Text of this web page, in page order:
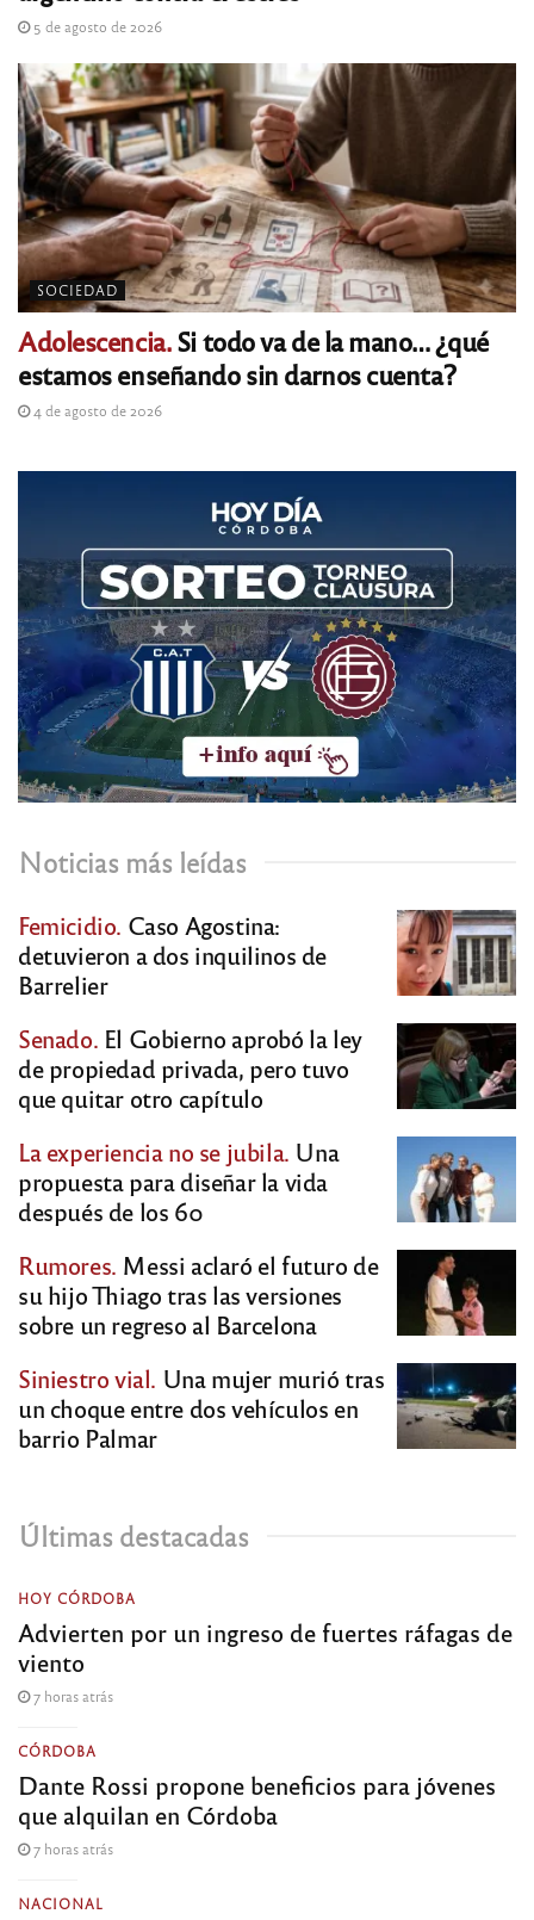
5 de agosto de 2026
SOCIEDAD
Adolescencia.Si todo va de la mano… ¿qué
estamos enseñando sin darnos cuenta?
4 de agosto de 2026
Noticias más leídas
Femicidio. Caso Agostina:
detuvieron a dos inquilinos de
Barrelier
Senado. El Gobierno aprobó la ley
de propiedad privada, pero tuvo
que quitar otro capítulo
La experiencia no se jubila. Una
propuesta para diseñar la vida
después de los 60
Rumores. Messi aclaró el futuro de
su hijo Thiago tras las versiones
sobre un regreso al Barcelona
Siniestro vial. Una mujer murió tras
un choque entre dos vehículos en
barrio Palmar
Últimas destacadas
HOY CÓRDOBA
Advierten por un ingreso de fuertes ráfagas de
viento
7 horas atrás
CÓRDOBA
Dante Rossi propone beneficios para jóvenes
que alquilan en Córdoba
7 horas atrás
NACIONAL